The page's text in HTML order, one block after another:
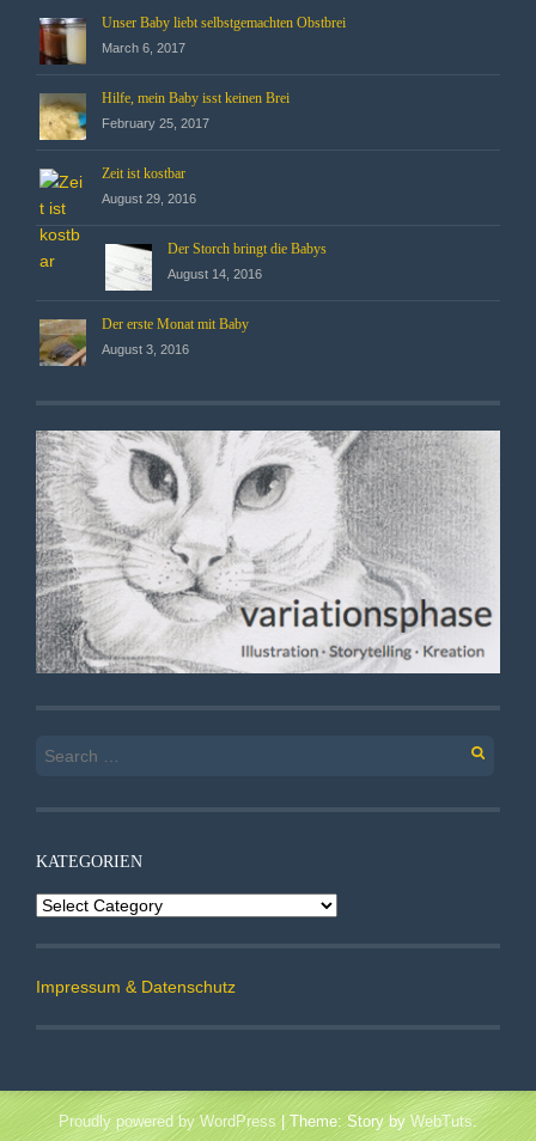
Unser Baby liebt selbstgemachten Obstbrei
March 6, 2017
Hilfe, mein Baby isst keinen Brei
February 25, 2017
Zeit ist kostbar
August 29, 2016
Der Storch bringt die Babys
August 14, 2016
Der erste Monat mit Baby
August 3, 2016
Search
KATEGORIEN
Kategorien
Impressum & Datenschutz
Proudly powered by WordPress Theme: Story by WebTuts.